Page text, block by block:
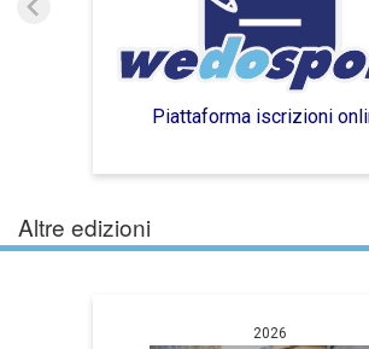
Piattaforma iscrizioni
Altre edizioni
2026